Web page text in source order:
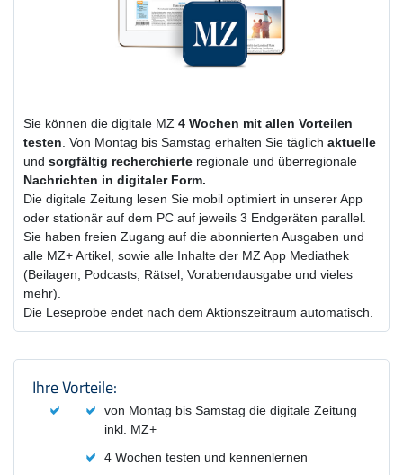
Sie können die digitale MZ 4 Wochen mit allen Vorteilen
testen. Von Montag bis Samstag erhalten Sie täglich aktuelle
und sorgfältig recherchierte regionale und überregionale
Nachrichten in digitaler Form.
Die digitale Zeitung lesen Sie mobil optimiert in unserer App
oder stationär auf dem PC auf jeweils 3 Endgeräten parallel.
Sie haben freien Zugang auf die abonnierten Ausgaben und
alle MZ+ Artikel, sowie alle Inhalte der MZ App Mediathek
(Beilagen, Podcasts, Rätsel, Vorabendausgabe und vieles
mehr).
Die Leseprobe endet nach dem Aktionszeitraum automatisch.
Produktzusammenfassung und
Ihre Vorteile:
von Montag bis Samstag die digitale Zeitung
inkl. MZ+
4 Wochen testen und kennenlernen